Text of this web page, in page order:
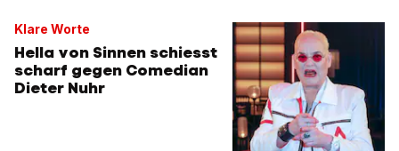
Klare Worte
Hella von Sinnen schiesst
scharf gegen Comedian
Dieter Nuhr